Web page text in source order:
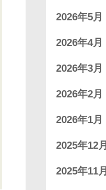
2026年5月
2026年4月
2026年3月
2026年2月
2026年1月
2025年12月
2025年11月